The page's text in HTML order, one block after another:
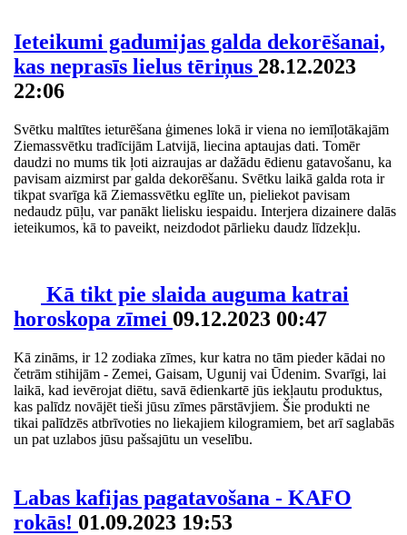
Ieteikumi gadumijas galda dekorēšanai,
kas neprasīs lielus tēriņus 28.12.2023
22:06
Svētku maltītes ieturēšana ģimenes lokā ir viena no iemīļotākajām
Ziemassvētku tradīcijām Latvijā, liecina aptaujas dati. Tomēr
daudzi no mums tik ļoti aizraujas ar dažādu ēdienu gatavošanu, ka
pavisam aizmirst par galda dekorēšanu. Svētku laikā galda rota ir
tikpat svarīga kā Ziemassvētku eglīte un, pieliekot pavisam
nedaudz pūļu, var panākt lielisku iespaidu. Interjera dizainere dalās
ieteikumos, kā to paveikt, neizdodot pārlieku daudz līdzekļu.
Kā tikt pie slaida auguma katrai
horoskopa zīmei 09.12.2023 00:47
Kā zināms, ir 12 zodiaka zīmes, kur katra no tām pieder kādai no
četrām stihijām - Zemei, Gaisam, Ugunij vai Ūdenim. Svarīgi, lai
laikā, kad ievērojat diētu, savā ēdienkartē jūs iekļautu produktus,
kas palīdz novājēt tieši jūsu zīmes pārstāvjiem. Šie produkti ne
tikai palīdzēs atbrīvoties no liekajiem kilogramiem, bet arī saglabās
un pat uzlabos jūsu pašsajūtu un veselību.
Labas kafijas pagatavošana - KAFO
rokās! 01.09.2023 19:53